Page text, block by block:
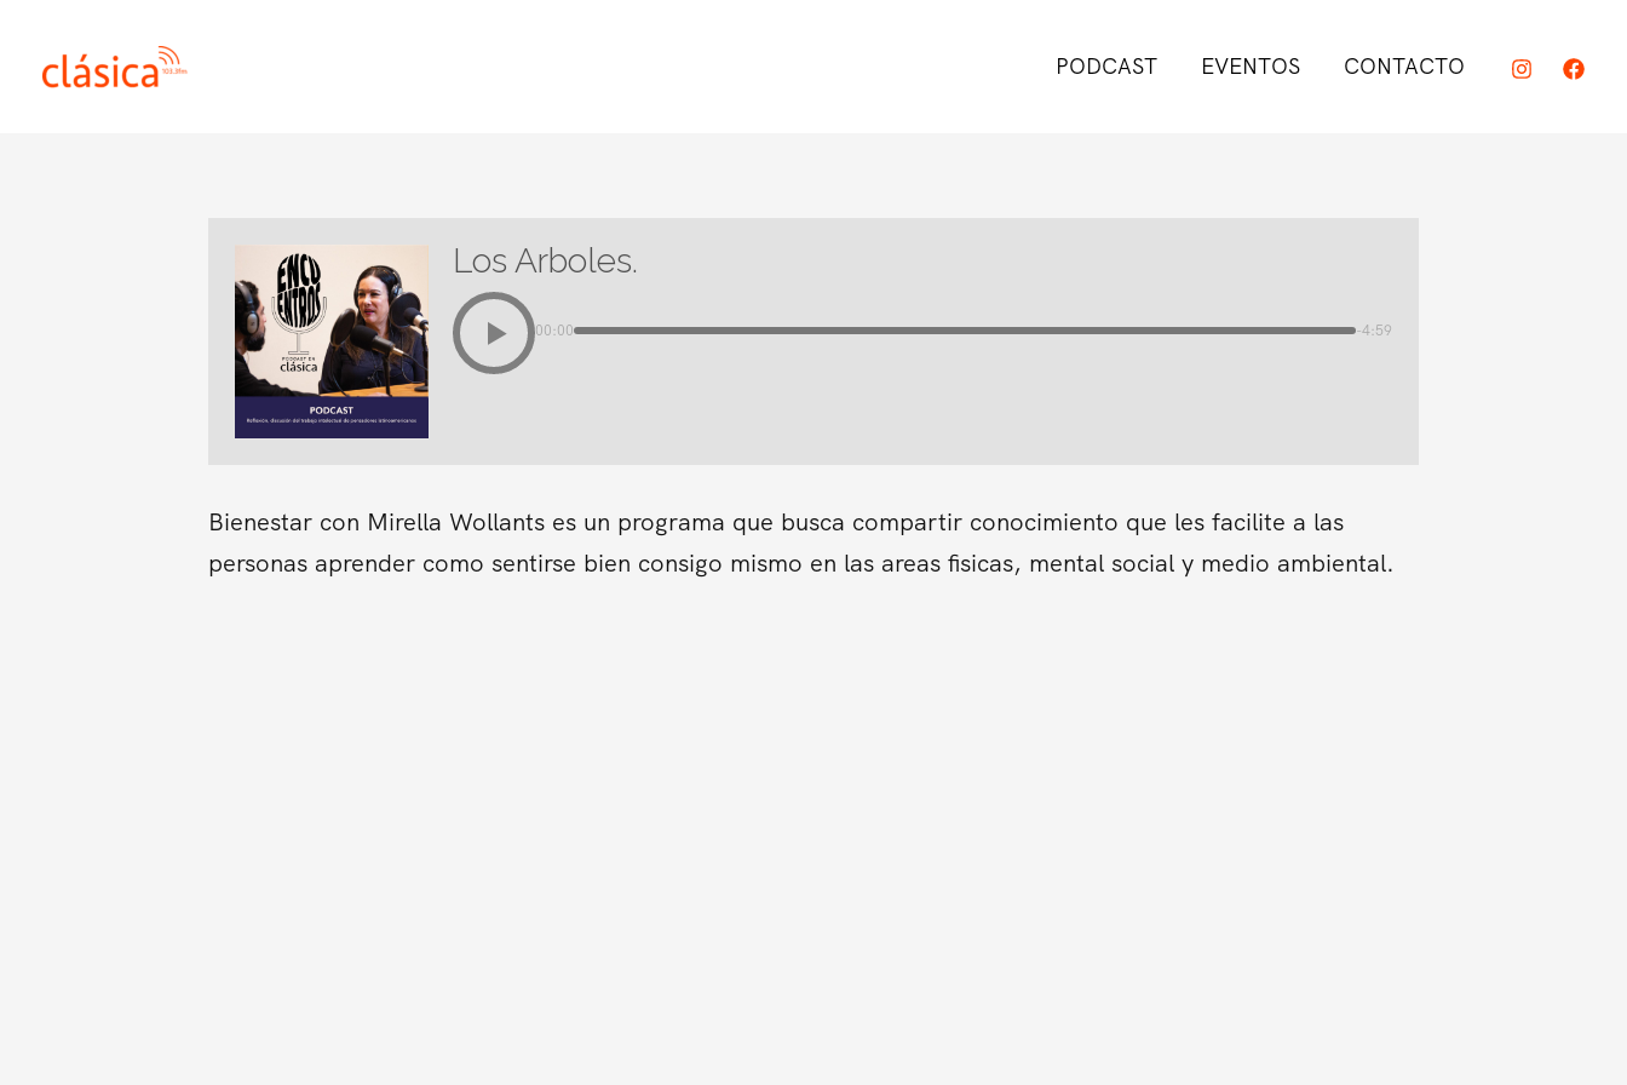
contenido
PODCAST EVENTOS CONTACTO
Los Arboles.
00:00 -4:59
Bienestar con Mirella Wollants es un programa que busca compartir conocimiento que les facilite a las
personas aprender como sentirse bien consigo mismo en las areas fisicas, mental social y medio ambiental.